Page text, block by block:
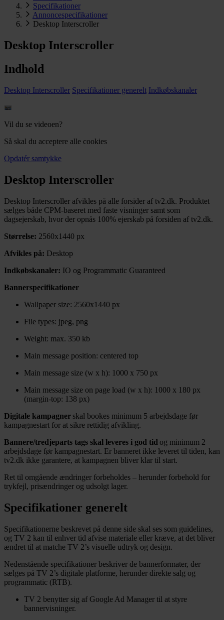
Specifikationer
Annoncespecifikationer
Desktop Interscroller
Desktop Interscroller
Indhold
Desktop Interscroller Specifikationer generelt Indkøbskanaler
Vil du se videoen?
Så skal du acceptere alle cookies
Opdatér samtykke
Desktop Interscroller
Desktop Interscroller afvikles på alle forsider af tv2.dk. Produktet
sælges både CPM-baseret med faste visninger samt som
dagsejerskab, hvor der opnås 100% ejerskab på forsiden af tv2.dk.
Størrelse: 2560x1440 px
Afvikles på: Desktop
Indkøbskanaler: IO og Programmatic Guaranteed
Bannerspecifikationer
Wallpaper size: 2560x1440 px
File types: jpeg, png
Weight: max. 350 kb
Main message position: centered top
Main message size (w x h): 1000 x 750 px
Main message size on page load (w x h): 1000 x 180 px
(margin-top: 138 px)
Digitale kampagner skal bookes minimum 5 arbejdsdage før
kampagnestart for at sikre rettidig afvikling.
Bannere/tredjeparts tags skal leveres i god tid og minimum 2
arbejdsdage før kampagnestart. Er banneret ikke leveret til tiden, kan
tv2.dk ikke garantere, at kampagnen bliver klar til start.
Ret til omgående ændringer forbeholdes – herunder forbehold for
trykfejl, prisændringer og udsolgt lager.
Specifikationer generelt
Specifikationerne beskrevet på denne side skal ses som guidelines,
og TV 2 kan til enhver tid afvise materiale eller kræve, at det bliver
ændret til at matche TV 2’s visuelle udtryk og design.
Nedenstående specifikationer beskriver de bannerformater, der
sælges på TV 2’s digitale platforme, herunder direkte salg og
programmatic (RTB).
TV 2 benytter sig af Google Ad Manager til at styre
bannervisninger.